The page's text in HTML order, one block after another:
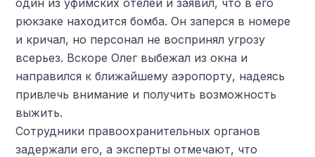
один из уфимских отелей и заявил, что в его
рюкзаке находится бомба. Он заперся в номере
и кричал, но персонал не воспринял угрозу
всерьез. Вскоре Олег выбежал из окна и
направился к ближайшему аэропорту, надеясь
привлечь внимание и получить возможность
выжить.
Сотрудники правоохранительных органов
задержали его, а эксперты отмечают, что